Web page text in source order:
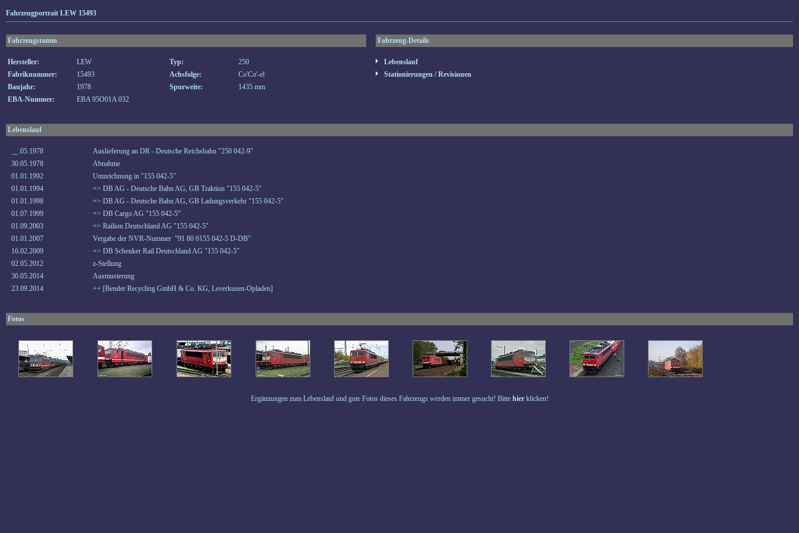
Fahrzeugportrait LEW 15493
Fahrzeugstamm Fahrzeug-Details
Hersteller: LEW Typ: 250
Lebenslauf
Fabriknummer:
15493 Achsfolge: Co'Co'-el
Stationierungen / Revisionen
Baujahr:
1978 Spurweite:
1435 mm
EBA-Nummer:
EBA 95O01A 032
Lebenslauf
__.05.1978
Auslieferung an DR - Deutsche Reichsbahn "250 042-9"
30.05.1978
Abnahme
01.01.1992
Umzeichnung in "155 042-5"
01.01.1994
=> DB AG - Deutsche Bahn AG, GB Traktion "155 042-5"
01.01.1998
=> DB AG - Deutsche Bahn AG, GB Ladungsverkehr "155 042-5"
01.07.1999
=> DB Cargo AG "155 042-5"
01.09.2003
=> Railion Deutschland AG "155 042-5"
01.01.2007
Vergabe der NVR-Nummer "91 80 6155 042-5 D-DB"
16.02.2009
=> DB Schenker Rail Deutschland AG "155 042-5"
02.05.2012
z-Stellung
30.05.2014
Ausmusterung
23.09.2014
++ [Bender Recycling GmbH & Co. KG, Leverkusen-Opladen]
Fotos
Ergänzungen zum Lebenslauf und gute Fotos dieses Fahrzeugs werden immer gesucht! Bitte hierklicken!